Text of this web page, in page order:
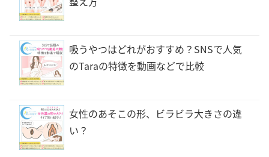
吸うやつはどれがおすすめ？SNSで人気
のTaraの特徴を動画などで比較
女性のあそこの形、ビラビラ大きさの違
い？